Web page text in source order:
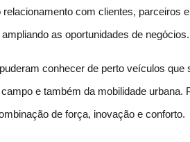
relacionamento com clientes, parceiros
as oportunidades de negócios.
conhecer de perto veículos
e também da mobilidade
de força, inovação e conforto.